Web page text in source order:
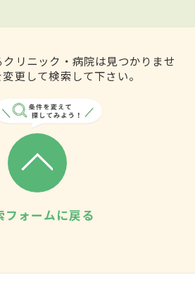
リニック・病院は見つかりませ
更して検索して下さい。
フォームに戻る